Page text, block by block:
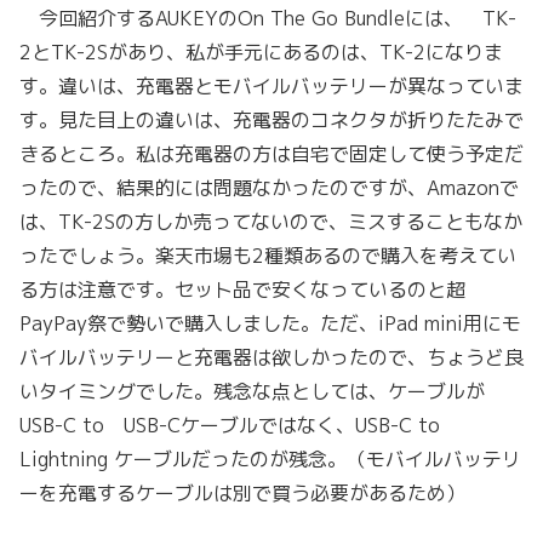
今回紹介するAUKEYのOn The Go Bundleには、 TK-
2とTK-2Sがあり、私が手元にあるのは、TK-2になりま
す。違いは、充電器とモバイルバッテリーが異なっていま
す。見た目上の違いは、充電器のコネクタが折りたたみで
きるところ。私は充電器の方は自宅で固定して使う予定だ
ったので、結果的には問題なかったのですが、Amazonで
は、TK-2Sの方しか売ってないので、ミスすることもなか
ったでしょう。楽天市場も2種類あるので購入を考えてい
る方は注意です。セット品で安くなっているのと超
PayPay祭で勢いで購入しました。ただ、iPad mini用にモ
バイルバッテリーと充電器は欲しかったので、ちょうど良
いタイミングでした。残念な点としては、ケーブルが
USB-C to USB-Cケーブルではなく、USB-C to
Lightning ケーブルだったのが残念。（モバイルバッテリ
ーを充電するケーブルは別で買う必要があるため）